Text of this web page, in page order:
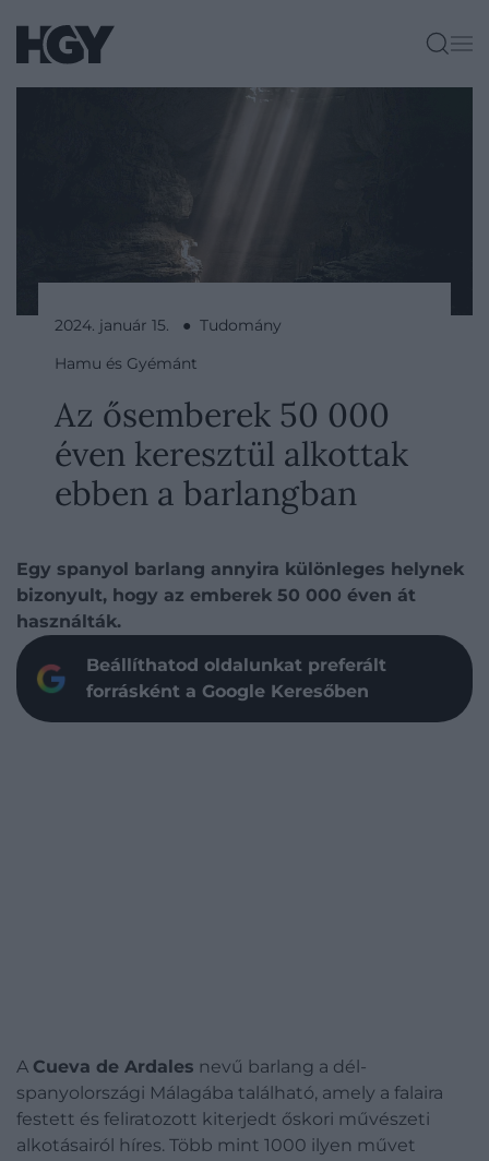
2024. január 15. ● Tudomány
Hamu és Gyémánt
Az ősemberek 50 000
éven keresztül alkottak
ebben a barlangban
Egy spanyol barlang annyira különleges helynek
bizonyult, hogy az emberek 50 000 éven át
használták.
Beállíthatod oldalunkat preferált
forrásként a Google Keresőben
A Cueva de Ardales nevű barlang a dél-
spanyolországi Málagába található, amely a falaira
festett és feliratozott kiterjedt őskori művészeti
alkotásairól híres. Több mint 1000 ilyen művet